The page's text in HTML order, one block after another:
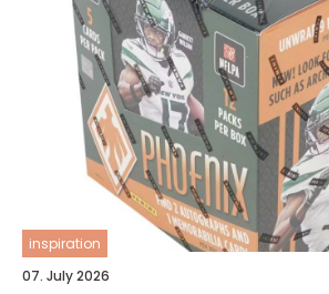
inspiration
07. July 2026